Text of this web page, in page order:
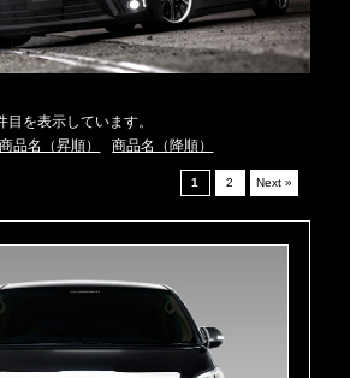
を表示しています。
商品名（昇順） 商品名（降順）
1 2 Next »